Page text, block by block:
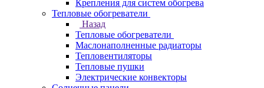
Крепления для систем обогрева
Тепловые обогреватели
Назад
Тепловые обогреватели
Маслонаполненные радиаторы
Тепловентиляторы
Тепловые пушки
Электрические конвекторы